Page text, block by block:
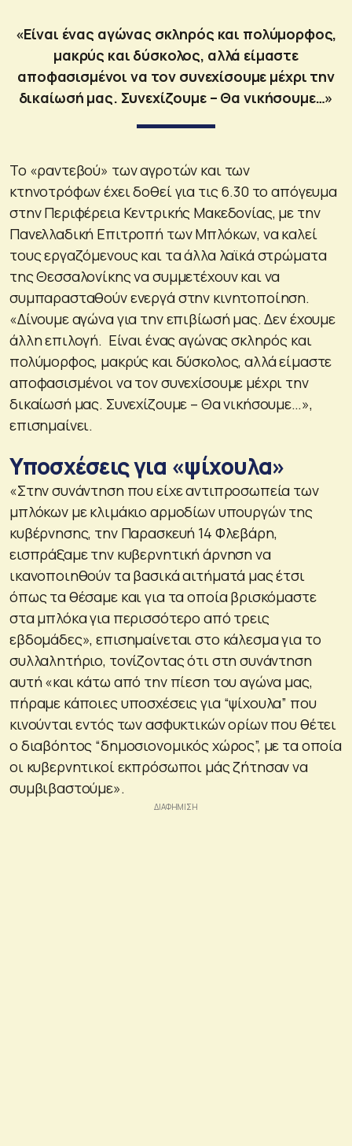
«Είναι ένας αγώνας σκληρός και πολύμορφος,
μακρύς και δύσκολος, αλλά είμαστε
αποφασισμένοι να τον συνεχίσουμε μέχρι την
δικαίωσή μας. Συνεχίζουμε – Θα νικήσουμε…»
Το «ραντεβού» των αγροτών και των
κτηνοτρόφων έχει δοθεί για τις 6.30 το απόγευμα
στην Περιφέρεια Κεντρικής Μακεδονίας, με την
Πανελλαδική Επιτροπή των Μπλόκων, να καλεί
τους εργαζόμενους και τα άλλα λαϊκά στρώματα
της Θεσσαλονίκης να συμμετέχουν και να
συμπαρασταθούν ενεργά στην κινητοποίηση.
«Δίνουμε αγώνα για την επιβίωσή μας. Δεν έχουμε
άλλη επιλογή. Είναι ένας αγώνας σκληρός και
πολύμορφος, μακρύς και δύσκολος, αλλά είμαστε
αποφασισμένοι να τον συνεχίσουμε μέχρι την
δικαίωσή μας. Συνεχίζουμε – Θα νικήσουμε…»,
επισημαίνει.
Υποσχέσεις για «ψίχουλα»
«Στην συνάντηση που είχε αντιπροσωπεία των
μπλόκων με κλιμάκιο αρμοδίων υπουργών της
κυβέρνησης, την Παρασκευή 14 Φλεβάρη,
εισπράξαμε την κυβερνητική άρνηση να
ικανοποιηθούν τα βασικά αιτήματά μας έτσι
όπως τα θέσαμε και για τα οποία βρισκόμαστε
στα μπλόκα για περισσότερο από τρεις
εβδομάδες», επισημαίνεται στο κάλεσμα για το
συλλαλητήριο, τονίζοντας ότι στη συνάντηση
αυτή «και κάτω από την πίεση του αγώνα μας,
πήραμε κάποιες υποσχέσεις για “ψίχουλα” που
κινούνται εντός των ασφυκτικών ορίων που θέτει
ο διαβόητος “δημοσιονομικός χώρος”, με τα οποία
οι κυβερνητικοί εκπρόσωποι μάς ζήτησαν να
συμβιβαστούμε».